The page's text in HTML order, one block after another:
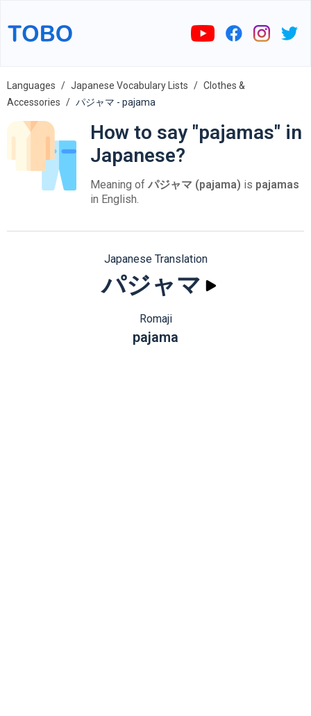
Languages Japanese Vocabulary Lists
Clothes &
Accessories
パジャマ - pajama
How to say "pajamas" in
Japanese?
Meaning of パジャマ (pajama) is pajamas
in English.
Japanese Translation
パジャマ
Romaji
pajama